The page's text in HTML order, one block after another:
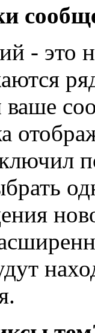
- это